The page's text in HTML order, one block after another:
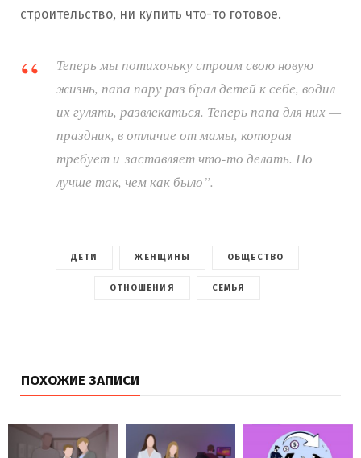
строительство, ни купить что-то готовое.
Теперь мы потихоньку строим свою новую
жизнь, папа пару раз брал детей к себе, водил
их гулять, развлекаться. Теперь папа для них —
праздник, в отличие от мамы, которая
требует и заставляет что-то делать. Но
лучше так, чем как было”.
ДЕТИ ЖЕНЩИНЫ ОБЩЕСТВО
ОТНОШЕНИЯ СЕМЬЯ
ПОХОЖИЕ ЗАПИСИ